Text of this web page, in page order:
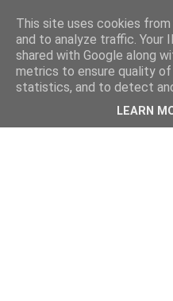
This site uses cookies
and to analyze traffic. Your
shared with Google along
metrics to ensure quality
statistics, and to detect
LEARN